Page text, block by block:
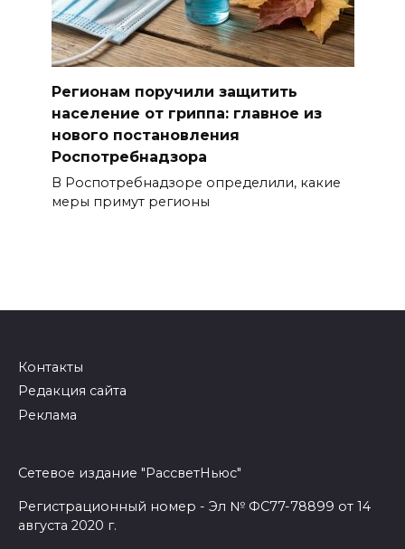
Регионам поручили защитить
население от гриппа: главное из
нового постановления
Роспотребнадзора
В Роспотребнадзоре определили, какие
меры примут регионы
Контакты
Редакция сайта
Реклама
Сетевое издание "РассветНьюс"
Регистрационный номер - Эл № ФС77-78899 от 14
августа 2020 г.